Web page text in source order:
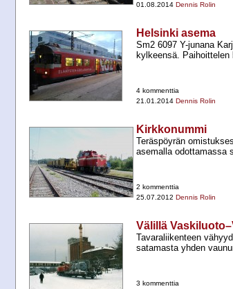
01.08.2014 Dennis Rolin
Helsinki asema
Sm2 6097 Y-​junana
kylkeensä. Paihoittelen
4 kommenttia
21.01.2014 Dennis Rolin
Kirkkonummi
Teräspöyrän
asemalla odottamassa
2 kommenttia
25.07.2012 Dennis Rolin
Välillä
Tavaraliikenteen
satamasta yhden
3 kommenttia